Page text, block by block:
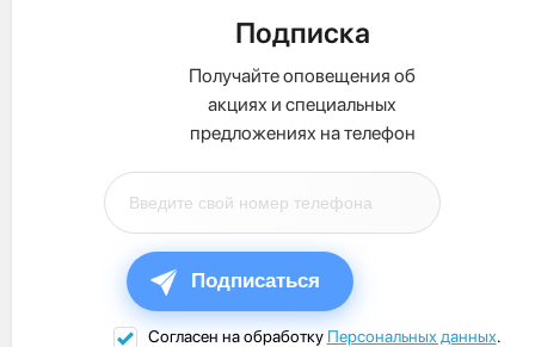
Подписка
Получайте оповещения об
акциях и специальных
предложениях на телефон
Подписаться
Согласен на обработку Персональных данных.